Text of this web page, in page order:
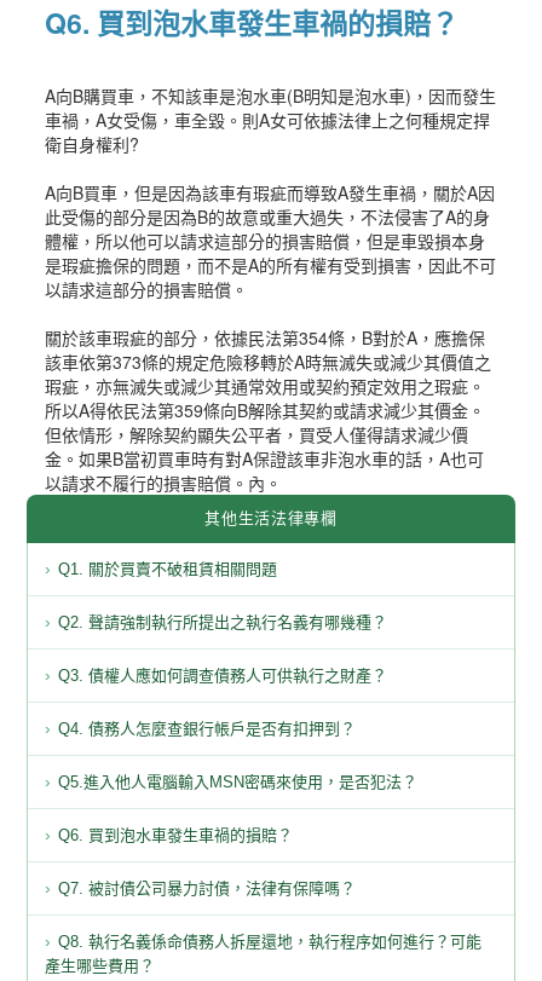
Q6. 買到泡水車發生車禍的損賠？
A向B購買車，不知該車是泡水車(B明知是泡水車)，因而發生
車禍，A女受傷，車全毀。則A女可依據法律上之何種規定捍
衛自身權利?
A向B買車，但是因為該車有瑕疵而導致A發生車禍，關於A因
此受傷的部分是因為B的故意或重大過失，不法侵害了A的身
體權，所以他可以請求這部分的損害賠償，但是車毀損本身
是瑕疵擔保的問題，而不是A的所有權有受到損害，因此不可
以請求這部分的損害賠償。
關於該車瑕疵的部分，依據民法第354條，B對於A，應擔保
該車依第373條的規定危險移轉於A時無滅失或減少其價值之
瑕疵，亦無滅失或減少其通常效用或契約預定效用之瑕疵。
所以A得依民法第359條向B解除其契約或請求減少其價金。
但依情形，解除契約顯失公平者，買受人僅得請求減少價
金。如果B當初買車時有對A保證該車非泡水車的話，A也可
以請求不履行的損害賠償。內。
其他生活法律專欄
Q1. 關於買賣不破租賃相關問題
Q2. 聲請強制執行所提出之執行名義有哪幾種？
Q3. 債權人應如何調查債務人可供執行之財產？
Q4. 債務人怎麼查銀行帳戶是否有扣押到？
Q5.進入他人電腦輸入MSN密碼來使用，是否犯法？
Q6. 買到泡水車發生車禍的損賠？
Q7. 被討債公司暴力討債，法律有保障嗎？
Q8. 執行名義係命債務人拆屋還地，執行程序如何進行？可能
產生哪些費用？